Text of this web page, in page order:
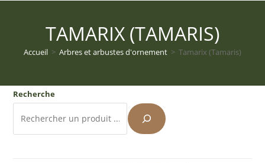
TAMARIX (TAMARIS)
Accueil > Arbres et arbustes d'ornement > Tamarix (Tamaris)
Recherche